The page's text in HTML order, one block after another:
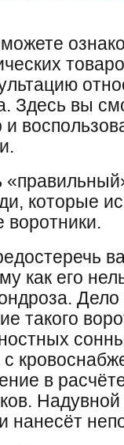
Здесь вы
которые
как его
Дело
такого
в
Надувной
нанесёт